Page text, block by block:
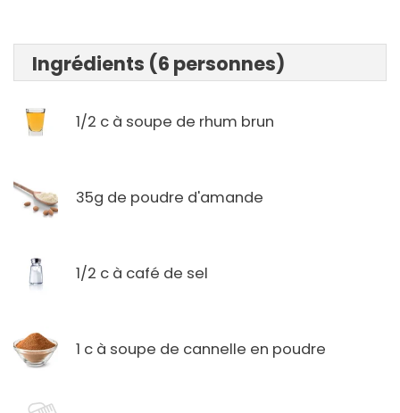
Ingrédients (6 personnes)
1/2 c à soupe de rhum brun
35g de poudre d'amande
1/2 c à café de sel
1 c à soupe de cannelle en poudre